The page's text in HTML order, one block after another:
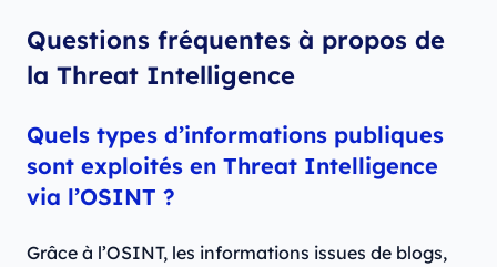
Questions fréquentes à propos de
la Threat Intelligence
Quels types d’informations publiques
sont exploités en Threat Intelligence
via l’OSINT ?
Grâce à l’OSINT, les informations issues de blogs,